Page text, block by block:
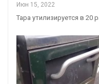
Июн 15, 2022
Тара утилизируется в 20